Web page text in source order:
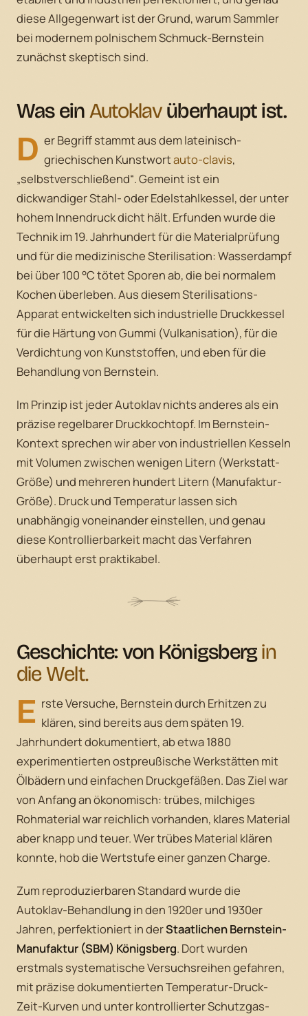
diese Allgegenwart ist der Grund, warum Sammler
bei modernem polnischem Schmuck-Bernstein
zunächst skeptisch sind.
Was einAutoklavüberhaupt ist.
D er Begriff stammt aus dem lateinisch-
griechischen Kunstwortauto-clavis,
„selbstverschließend“. Gemeint ist ein
dickwandiger Stahl- oder Edelstahlkessel, der unter
hohem Innendruck dicht hält. Erfunden wurde die
Technik im 19. Jahrhundert für die Materialprüfung
und für die medizinische Sterilisation: Wasserdampf
bei über 100 °C tötet Sporen ab, die bei normalem
Kochen überleben. Aus diesem Sterilisations-
Apparat entwickelten sich industrielle Druckkessel
für die Härtung von Gummi (Vulkanisation), für die
Verdichtung von Kunststoffen, und eben für die
Behandlung von Bernstein.
Im Prinzip ist jeder Autoklav nichts anderes als ein
präzise regelbarer Druckkochtopf. Im Bernstein-
Kontext sprechen wir aber von industriellen Kesseln
mit Volumen zwischen wenigen Litern (Werkstatt-
Größe) und mehreren hundert Litern (Manufaktur-
Größe). Druck und Temperatur lassen sich
unabhängig voneinander einstellen, und genau
diese Kontrollierbarkeit macht das Verfahren
überhaupt erst praktikabel.
Geschichte: von Königsbergin
die Welt.
E rste Versuche, Bernstein durch Erhitzen zu
klären, sind bereits aus dem späten 19.
Jahrhundert dokumentiert, ab etwa 1880
experimentierten ostpreußische Werkstätten mit
Ölbädern und einfachen Druckgefäßen. Das Ziel war
von Anfang an ökonomisch: trübes, milchiges
Rohmaterial war reichlich vorhanden, klares Material
aber knapp und teuer. Wer trübes Material klären
konnte, hob die Wertstufe einer ganzen Charge.
Zum reproduzierbaren Standard wurde die
Autoklav-Behandlung in den 1920er und 1930er
Jahren, perfektioniert in derStaatlichen Bernstein-
Manufaktur (SBM) Königsberg. Dort wurden
erstmals systematische Versuchsreihen gefahren,
mit präzise dokumentierten Temperatur-Druck-
Zeit-Kurven und unter kontrollierter Schutzgas-